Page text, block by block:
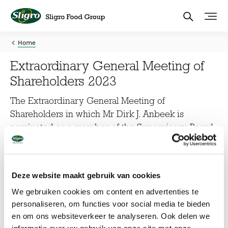
Deze website maakt gebruik van cookies
We gebruiken cookies om content en advertenties te
personaliseren, om functies voor social media te bieden
en om ons websiteverkeer te analyseren. Ook delen we
main
Home
Extraordinary General Meeting of
Shareholders 2023
The Extraordinary General Meeting of
Shareholders in which Mr Dirk J. Anbeek is
nominated as a member of the Supervisory Board
will be held on 29 June 2023, 2.00 P.M., at the
company's offices, Corridor 11 in Veghel.
Convocation
Open here the Convocationfor the Extraordinary General
Meeting of Shareholders on 29 June 2023.